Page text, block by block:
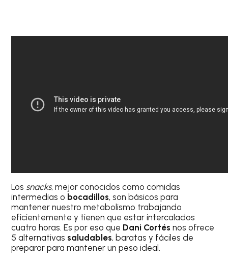
Los snacks, mejor conocidos como comidas
intermedias o bocadillos, son básicos para
mantener nuestro metabolismo trabajando
eficientemente y tienen que estar intercalados
cuatro horas. Es por eso que Dani Cortésnos ofrece
5 alternativas saludables, baratas y fáciles de
preparar para mantener un peso ideal.